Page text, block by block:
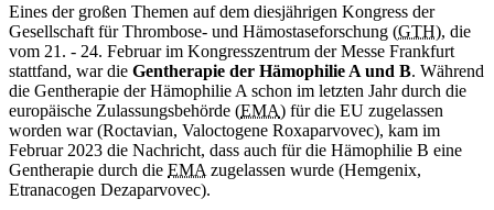
Eines der großen Themen auf dem diesjährigen Kongress der
Gesellschaft für Thrombose- und Hämostaseforschung (GTH), die
vom 21. - 24. Februar im Kongresszentrum der Messe Frankfurt
stattfand, war die Gentherapie der Hämophilie A und B. Während
die Gentherapie der Hämophilie A schon im letzten Jahr durch die
europäische Zulassungsbehörde (EMA) für die EU zugelassen
worden war (Roctavian, Valoctogene Roxaparvovec), kam im
Februar 2023 die Nachricht, dass auch für die Hämophilie B eine
Gentherapie durch die EMA zugelassen wurde (Hemgenix,
Etranacogen Dezaparvovec).